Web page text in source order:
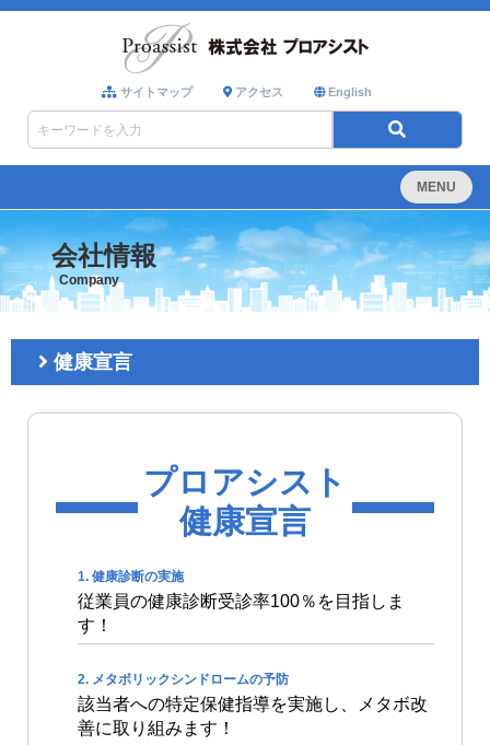
サイトマップ アクセス English
MENU
会社情報
Company
健康宣言
プロアシスト
健康宣言
健康診断の実施
従業員の健康診断受診率100％を目指しま
す！
メタボリックシンドロームの予防
該当者への特定保健指導を実施し、メタボ改
善に取り組みます！